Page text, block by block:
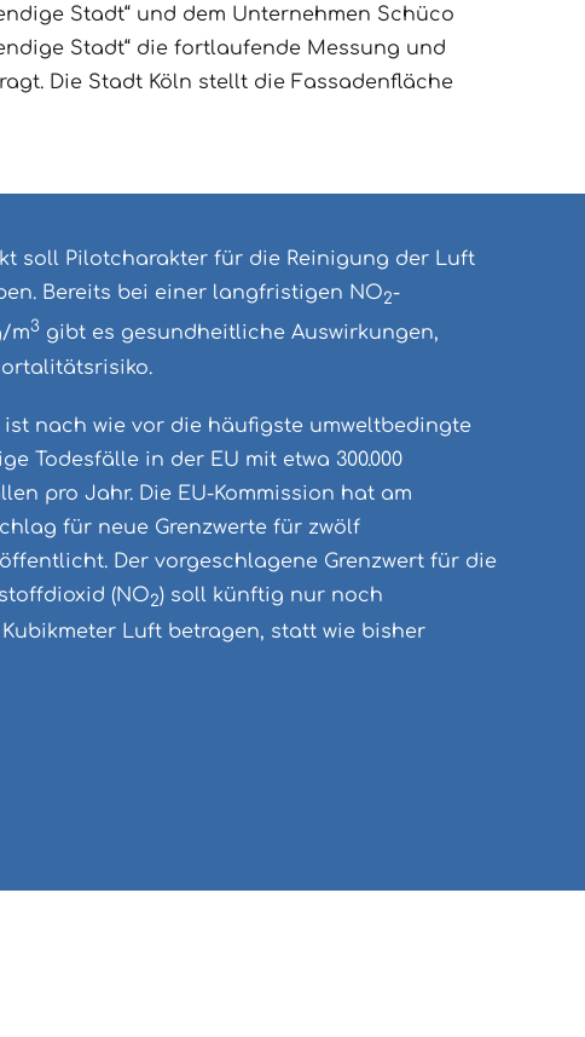
Stadt“ und dem Unternehmen Schüco
Stadt“ die fortlaufende Messung und
Die Stadt Köln stellt die Fassadenfläche
soll Pilotcharakter für die Reinigung der Luft
Bereits bei einer langfristigen NO2-
m3gibt es gesundheitliche Auswirkungen,
nach wie vor die häufigste umweltbedingte
Todesfälle in der EU mit etwa 300.000
pro Jahr. Die EU-Kommission hat am
für neue Grenzwerte für zwölf
Der vorgeschlagene Grenzwert für die
(NO2) soll künftig nur noch
Luft betragen, statt wie bisher